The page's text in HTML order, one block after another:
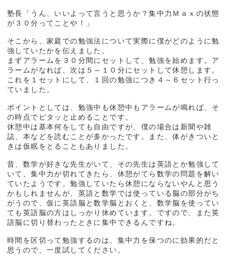
塾長「うん、いいよって言うと思うか？集中力Ｍａｘの状態
が３０分ってことや！」
そこから、家庭での勉強法について実際に僕がどのように勉
強していたかを伝えました。
まずアラームを３０分間にセットして、勉強を始めます。ア
ラームがなれば、次は５～１０分にセットして休憩します。
これを１セットにして、１回の勉強につき４～６セット行っ
ていました。
ポイントとしては、勉強中も休憩中もアラームが鳴れば、そ
の時点でピタッと止めることです。
休憩中は基本何をしても自由ですが、僕の場合は新聞や雑
誌、本などを読むことが多かったです。また、体がきついと
きは仮眠をとることもありました。
昔、数学が好きな先生がいて、その先生は英語とか勉強して
いて、集中力が切れてきたら、休憩がてら数学の問題を解い
ていたようです。勉強していたら休憩にならないやんと思う
かもしれませんが、英語と数学では使っている脳の部分がち
がうので、仮に英語脳と数学脳とおくと、数学脳を使ってい
ても英語脳の方はしっかり休めています。ですので、また英
語脳に切り替わったときに集中できるんですね。
時間を区切って勉強するのは、集中力を保つのに効果的だと
思うので、一度試してください。